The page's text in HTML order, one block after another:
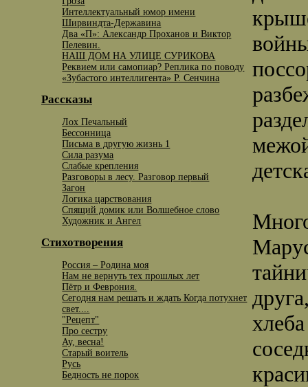
Интеллектуальный юмор имени
Ширвиндта-Державина
Два «П»: Александр Проханов и Виктор
Пелевин.
НАШ ДОМ НА УЛИЦЕ СУРИКОВА
Реквием или самопиар? Реплика по поводу
«Зубастого интеллигента» Р. Сенчина
Рассказы
Лох Печальный
Бессонница
Письма в другую жизнь 1
Сила разума
Слабые крепления
Разговоры в лесу. Разговор первый
Загон
Логика царствования
Спящий домик или Волшебное слово
Художник и Ангел
Стихотворения
Россия – Родина моя
Нам не вернуть тех прошлых лет
Пётр и Феврония.
Сегодня нам решать и ждать Когда потухнет
свет....
"Рецепт"
Про сестру
Ау, весна!
Старый воитель
Русь
Бедность не порок